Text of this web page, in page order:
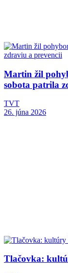
Martin žil
sobota patrila
TVT
26. júna 2026
Tlačovka: